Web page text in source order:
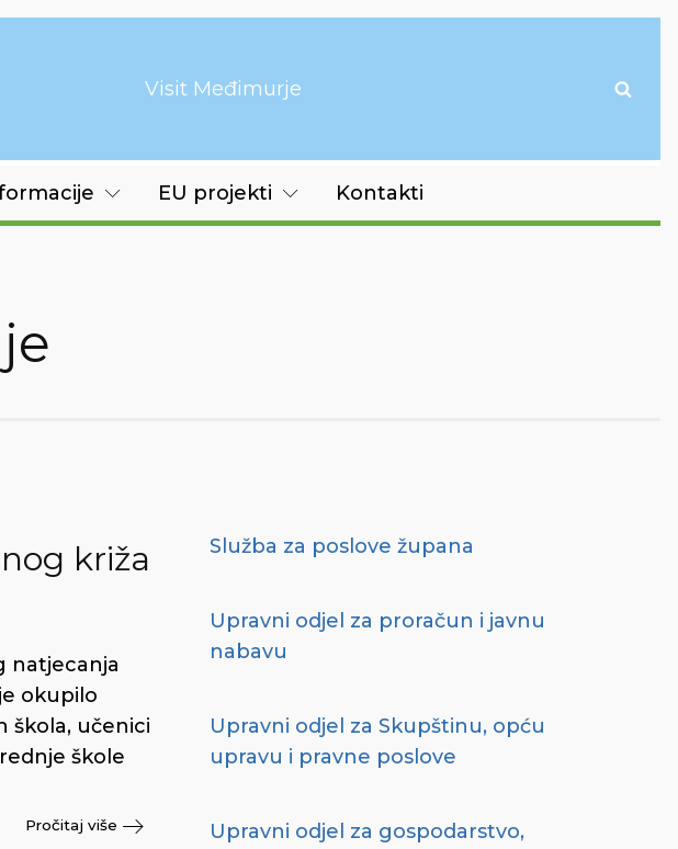
Visit Međimurje
EU projekti Kontakti
križa
natjecanja
okupilo
škola, učenici
škole
Pročitaj više
Služba za poslove župana
Upravni odjel za proračun i javnu
nabavu
Upravni odjel za Skupštinu, opću
upravu i pravne poslove
Upravni odjel za gospodarstvo,